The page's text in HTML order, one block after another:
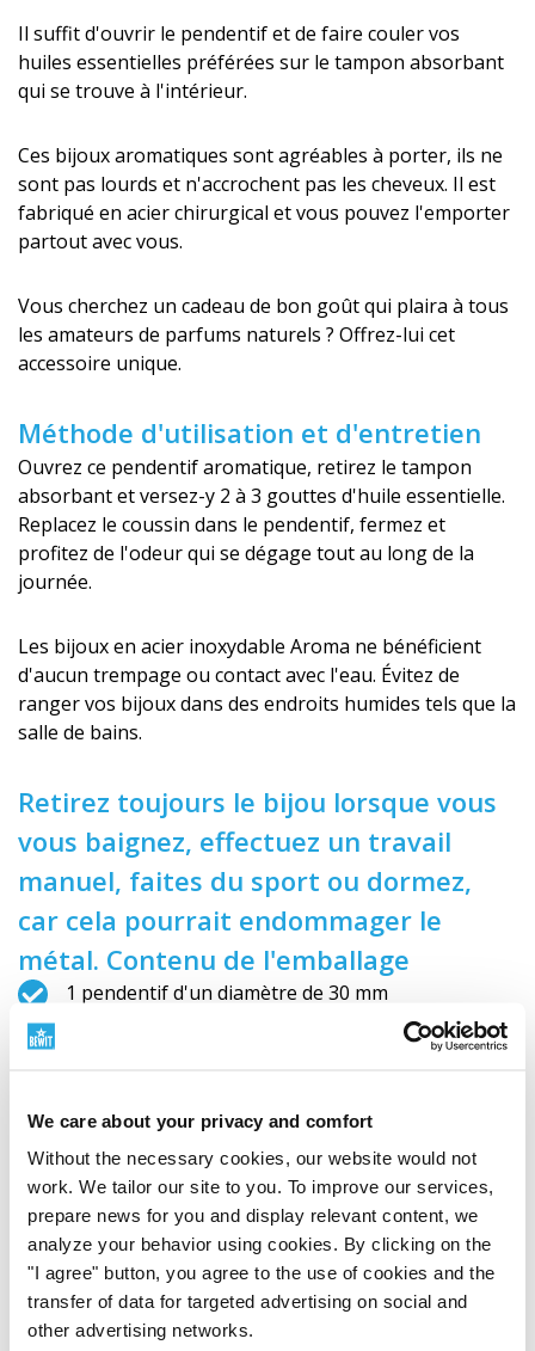
We care about your privacy and comfort
Without the necessary cookies, our website would not
work. We tailor our site to you. To improve our services,
prepare news for you and display relevant content, we
analyze your behavior using cookies. By clicking on the
"I agree" button, you agree to the use of cookies and the
transfer of data for targeted advertising on social and
other advertising networks.
Il suffit d'ouvrir le pendentif et de faire couler vos
huiles essentielles préférées sur le tampon absorbant
qui se trouve à l'intérieur.
Ces bijoux aromatiques sont agréables à porter, ils ne
sont pas lourds et n'accrochent pas les cheveux. Il est
fabriqué en acier chirurgical et vous pouvez l'emporter
partout avec vous.
Vous cherchez un cadeau de bon goût qui plaira à tous
les amateurs de parfums naturels ? Offrez-lui cet
accessoire unique.
Méthode d'utilisation et d'entretien
Ouvrez ce pendentif aromatique, retirez le tampon
absorbant et versez-y 2 à 3 gouttes d'huile essentielle.
Replacez le coussin dans le pendentif, fermez et
profitez de l'odeur qui se dégage tout au long de la
journée.
Les bijoux en acier inoxydable Aroma ne bénéficient
d'aucun trempage ou contact avec l'eau. Évitez de
ranger vos bijoux dans des endroits humides tels que la
salle de bains.
Retirez toujours le bijou lorsque vous
vous baignez, effectuez un travail
manuel, faites du sport ou dormez,
car cela pourrait endommager le
métal. Contenu de l'emballage
1 pendentif d'un diamètre de 30 mm
– 5 coussins en feutre (non toxique)
Senteurs recommandées
https://bewit.love/…cialni-oleje?…] Vous aimez les
„agrumes“ : les huiles essentielles ? [https://bewit.love/
…cialni-oleje?…]Ou les „floraux“ : ? [https://bewit.love/…
lnich-oleju/] Sinon, vous avez aimé nos „mélanges“ :
d'huiles essentielles ? [https://bewit.love/…ialni-oleje/
„Choisissez“ : le vôtre et emportez-le partout avec vous.